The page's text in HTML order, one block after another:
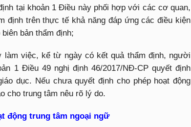
tại khoản 1 Điều này phối hợp với các cơ quan,
định trên thực tế khả năng đáp ứng các điều kiện
bản thẩm định;
làm việc, kể từ ngày có kết quả thẩm định, người
1 Điều 49 nghị định 46/2017/NĐ-CP quyết định
dục. Nếu chưa quyết định cho phép hoạt động
cho trung tâm nêu rõ lý do.
động trung tâm ngoại ngữ